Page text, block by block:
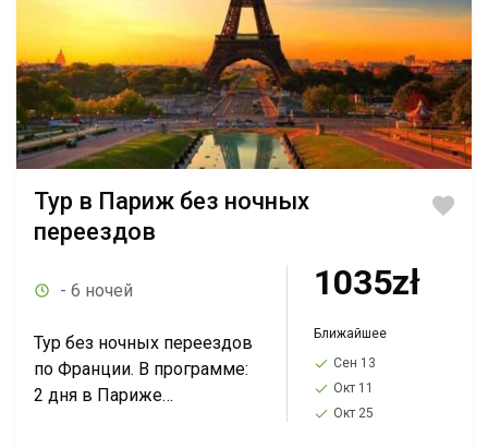
Тур в Париж без ночных
переездов
- 6 ночей
Тур без ночных переездов
по Франции. В программе:
2 дня в Париже
1035zł
Ближайшее
Сен 13
Окт 11
Окт 25